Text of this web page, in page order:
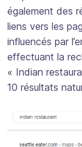
également des
liens vers les
influencés par
effectuant la
« Indian
10 résultats